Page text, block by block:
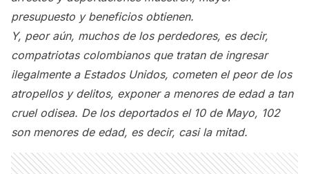
presupuesto y beneficios obtienen.
Y, peor aún, muchos de los perdedores, es decir,
compatriotas colombianos que tratan de ingresar
ilegalmente a Estados Unidos, cometen el peor de los
atropellos y delitos, exponer a menores de edad a tan
cruel odisea. De los deportados el 10 de Mayo, 102
son menores de edad, es decir, casi la mitad.